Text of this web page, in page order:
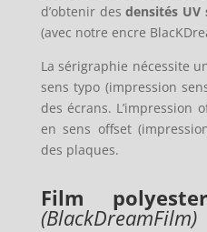
d’obtenir desdensités UV
(avec notre encre
La sérigraphie nécessite
sens typo (impression
des écrans. L’impression
en sens offset
des plaques.
Film
(BlackDreamFilm)